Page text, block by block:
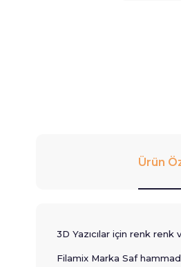
Ürün
3D Yazıcılar için renk
Filamix Marka Saf